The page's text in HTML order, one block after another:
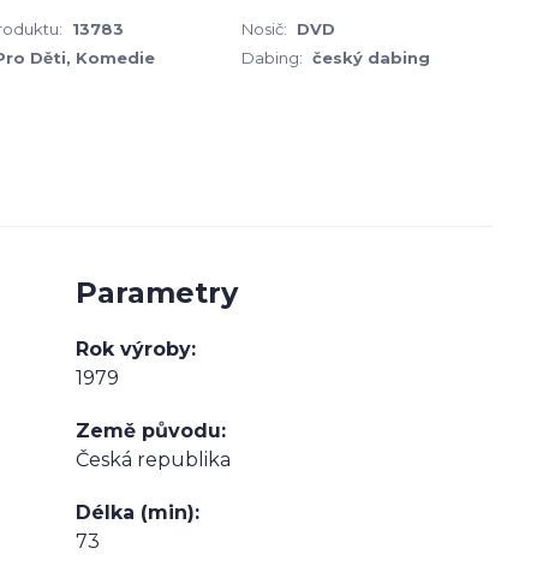
13783 Nosič:
DVD
Děti, Komedie Dabing: český dabing
Parametry
Rok výroby
1979
Země původu
Česká republika
Délka (min)
73